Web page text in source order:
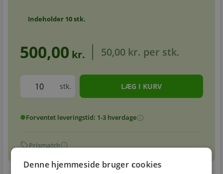
Indeholder 10stk.
500,00 kr. 50,00 kr. per stk.
stk.
circleForventet leveringstid: 1-3 hverdageinfo
sellPrismatchinfo
Denne hjemmeside bruger cookies